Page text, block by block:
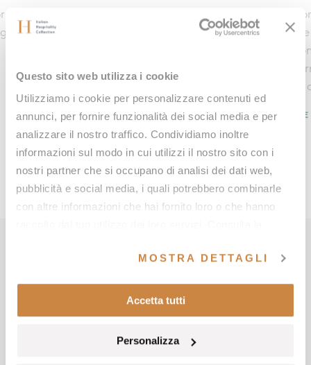
Questo sito web utilizza i cookie
Utilizziamo i cookie per personalizzare contenuti ed
annunci, per fornire funzionalità dei social media e per
analizzare il nostro traffico. Condividiamo inoltre
informazioni sul modo in cui utilizzi il nostro sito con i
nostri partner che si occupano di analisi dei dati web,
pubblicità e social media, i quali potrebbero combinarle
con altre informazioni che hai fornito loro o che hanno
MOSTRA DETTAGLI
Accetta tutti
Personalizza
thermal wellbeing in the heart of Val d’Orcia,
countryside.
MEHR ERFAHREN
at
BUCHEN